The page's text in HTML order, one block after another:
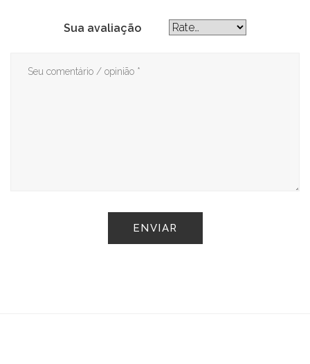
Sua avaliação